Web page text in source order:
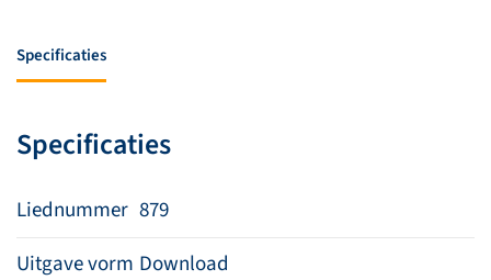
aantal
Specificaties
Specificaties
Liednummer 879
Uitgave vorm Download